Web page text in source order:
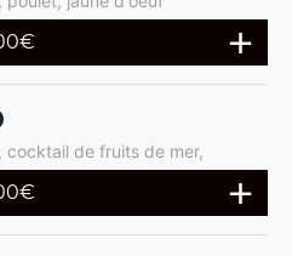
€
cocktail de fruits de mer,
€